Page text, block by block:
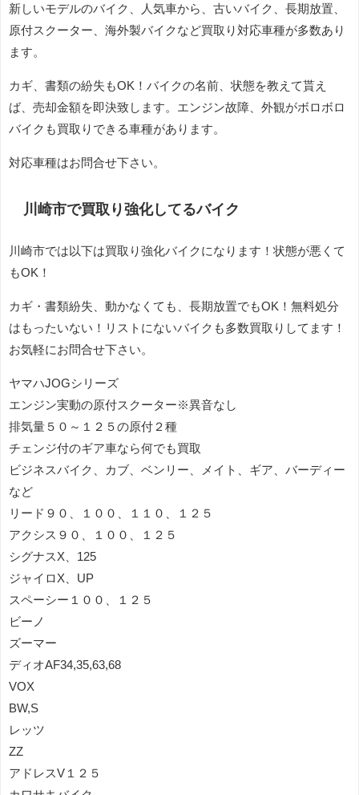
新しいモデルのバイク、人気車から、古いバイク、長期放置、
原付スクーター、海外製バイクなど買取り対応車種が多数あり
ます。
カギ、書類の紛失もOK！バイクの名前、状態を教えて貰え
ば、売却金額を即決致します。エンジン故障、外観がボロボロ
バイクも買取りできる車種があります。
対応車種はお問合せ下さい。
川崎市で買取り強化してるバイク
川崎市では以下は買取り強化バイクになります！状態が悪くて
もOK！
カギ・書類紛失、動かなくても、長期放置でもOK！無料処分
はもったいない！リストにないバイクも多数買取りしてます！
お気軽にお問合せ下さい。
ヤマハJOGシリーズ
エンジン実動の原付スクーター※異音なし
排気量５０～１２５の原付２種
チェンジ付のギア車なら何でも買取
ビジネスバイク、カブ、ベンリー、メイト、ギア、バーディー
など
リード９０、１００、１１０、１２５
アクシス９０、１００、１２５
シグナスX、125
ジャイロX、UP
スペーシー１００、１２５
ビーノ
ズーマー
ディオAF34,35,63,68
VOX
BW,S
レッツ
ZZ
アドレスV１２５